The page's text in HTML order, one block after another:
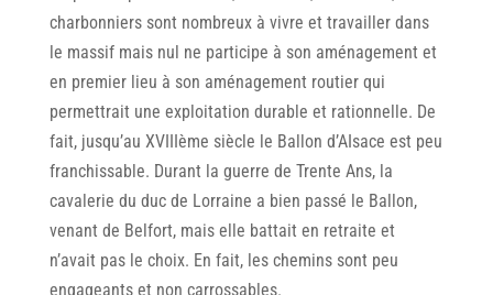
charbonniers sont nombreux à vivre et travailler dans
le massif mais nul ne participe à son aménagement et
en premier lieu à son aménagement routier qui
permettrait une exploitation durable et rationnelle. De
fait, jusqu’au XVIIIème siècle le Ballon d’AIsace est peu
franchissable. Durant la guerre de Trente Ans, la
cavalerie du duc de Lorraine a bien passé le Ballon,
venant de Belfort, mais elle battait en retraite et
n’avait pas le choix. En fait, les chemins sont peu
engageants et non carrossables.